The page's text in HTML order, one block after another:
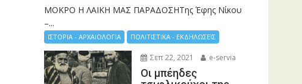
ΜΟΚΡΟ Η ΛΑΙΚΗ ΜΑΣ ΠΑΡΑΔΟΣΗΤης Έφης Νίκου
–...
ΙΣΤΟΡΙΑ - ΑΡΧΑΙΟΛΟΓΙΑ ΠΟΛΙΤΙΣΤΙΚΑ - ΕΚΔΗΛΩΣΕΙΣ
Σεπ 22, 2021 e-servia
Οι μπέηδες